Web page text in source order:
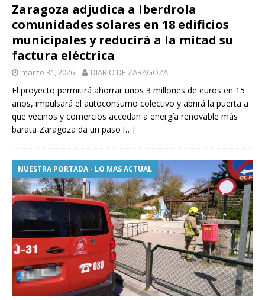
Zaragoza adjudica a Iberdrola
comunidades solares en 18 edificios
municipales y reducirá a la mitad su
factura eléctrica
marzo 31, 2026 DIARIO DE ZARAGOZA
El proyecto permitirá ahorrar unos 3 millones de euros en 15
años, impulsará el autoconsumo colectivo y abrirá la puerta a
que vecinos y comercios accedan a energía renovable más
barata Zaragoza da un paso […]
NUESTRA PORTADA - LO MAS ACTUAL